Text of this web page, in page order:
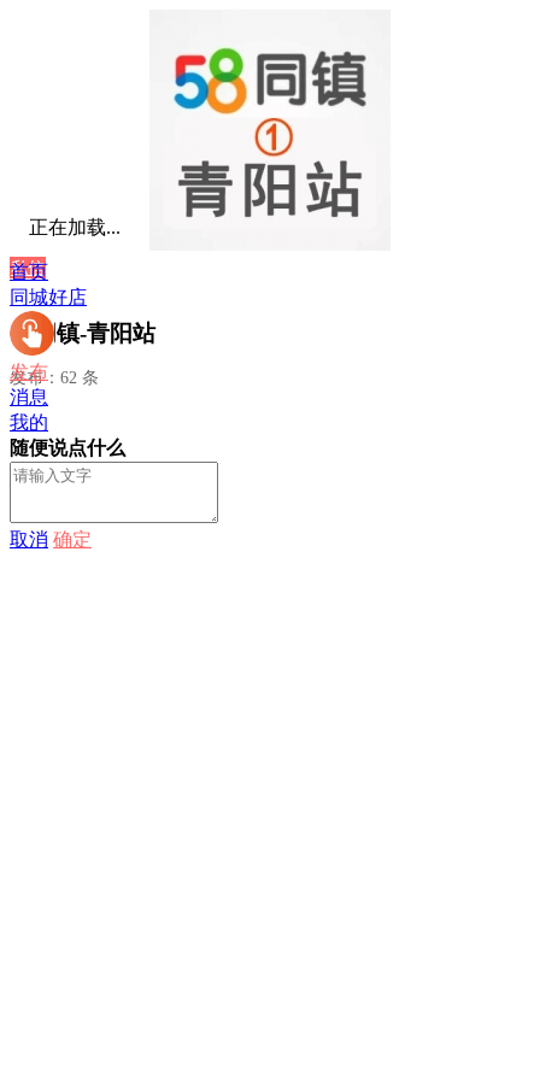
私信
58同镇-青阳站
发布：62 条
正在加载...
首页
同城好店
发布
消息
我的
随便说点什么
取消 确定